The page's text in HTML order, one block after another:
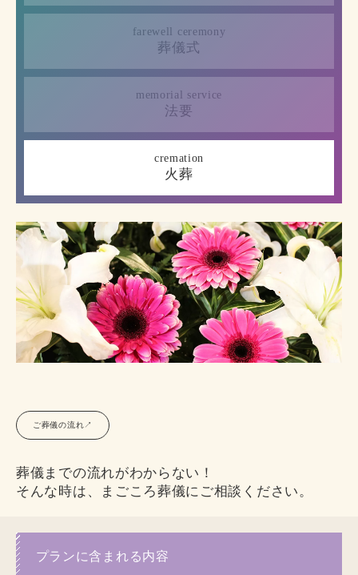
farewell ceremony
葬儀式
memorial service
法要
cremation
火葬
ご葬儀の流れ↗︎
葬儀までの流れがわからない！
そんな時は、まごころ葬儀にご相談ください。
プランに含まれる内容